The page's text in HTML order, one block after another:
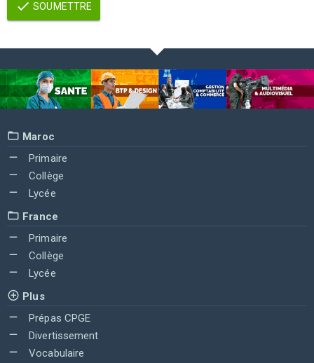
SOUMETTRE
Maroc
Primaire
Collège
Lycée
France
Primaire
Collège
Lycée
Plus
Prépas CPGE
Divertissement
Vocabulaire